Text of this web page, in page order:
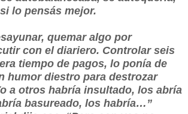
lo pensás mejor.
quemar algo por
con el diariero. Controlar seis
tiempo de pagos, lo ponía de
humor diestro para destrozar
a otros habría insultado, los abría
basureado, los habría…”